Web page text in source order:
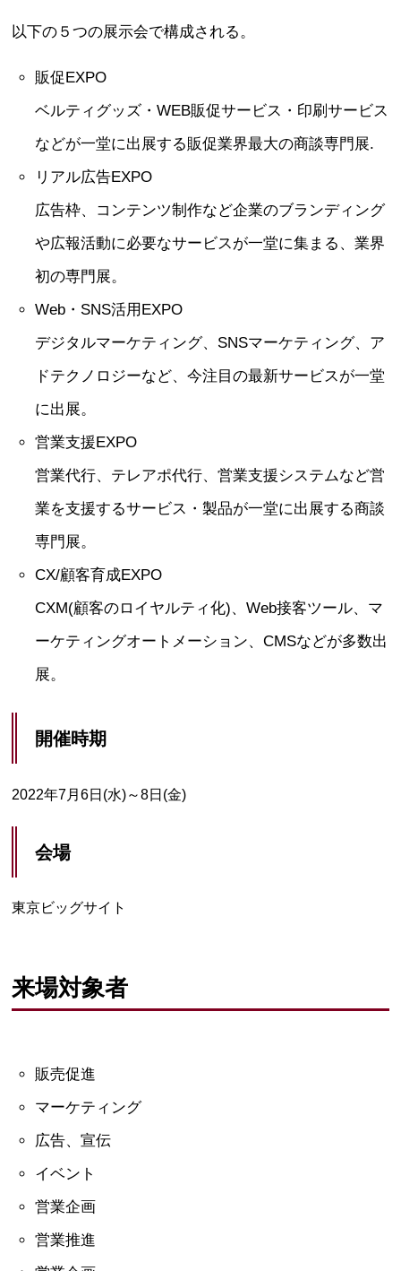
以下の５つの展示会で構成される。
販促EXPO
ベルティグッズ・WEB販促サービス・印刷サービス
などが一堂に出展する販促業界最大の商談専門展.
リアル広告EXPO
広告枠、コンテンツ制作など企業のブランディング
や広報活動に必要なサービスが一堂に集まる、業界
初の専門展。
Web・SNS活用EXPO
デジタルマーケティング、SNSマーケティング、ア
ドテクノロジーなど、今注目の最新サービスが一堂
に出展。
営業支援EXPO
営業代行、テレアポ代行、営業支援システムなど営
業を支援するサービス・製品が一堂に出展する商談
専門展。
CX/顧客育成EXPO
CXM(顧客のロイヤルティ化)、Web接客ツール、マ
ーケティングオートメーション、CMSなどが多数出
展。
開催時期
2022年7月6日(水)～8日(金)
会場
東京ビッグサイト
来場対象者
販売促進
マーケティング
広告、宣伝
イベント
営業企画
営業推進